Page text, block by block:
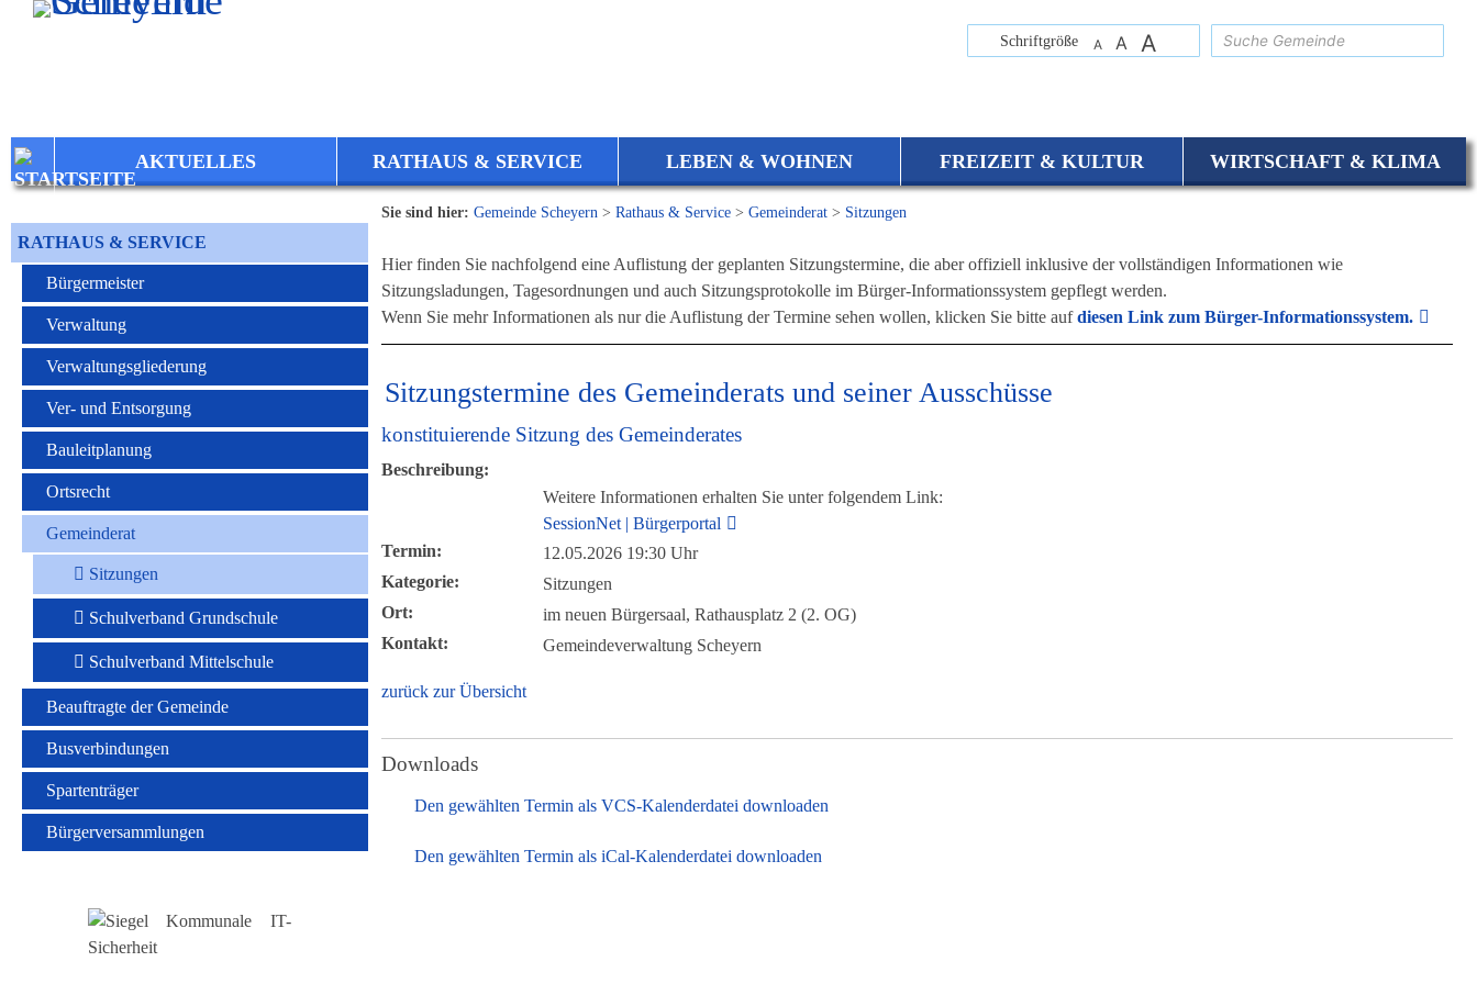
Zum Inhalt,zur Navigationoder
Schriftgröße A A A
AKTUELLES RATHAUS & SERVICE LEBEN & WOHNEN FREIZEIT & KULTUR WIRTSCHAFT & KLIMA
RATHAUS & SERVICE
Bürgermeister
Verwaltung
Verwaltungsgliederung
Ver- und Entsorgung
Bauleitplanung
Ortsrecht
Gemeinderat
Sitzungen
Schulverband Grundschule
Schulverband Mittelschule
Beauftragte der Gemeinde
Busverbindungen
Spartenträger
Bürgerversammlungen
Sie sind hier: Gemeinde Scheyern > Rathaus & Service > Gemeinderat > Sitzungen
Hier finden Sie nachfolgend eine Auflistung der geplanten Sitzungstermine, die aber offiziell inklusive der vollständigen Informationen wie
Sitzungsladungen, Tagesordnungen und auch Sitzungsprotokolle im Bürger-Informationssystem gepflegt werden.
Wenn Sie mehr Informationen als nur die Auflistung der Termine sehen wollen, klicken Sie bitte aufdiesen Link zum Bürger-Informationssystem.
Sitzungstermine des Gemeinderats und seiner Ausschüsse
konstituierende Sitzung des Gemeinderates
Beschreibung:
Weitere Informationen erhalten Sie unter folgendem Link:
SessionNet | Bürgerportal
Termin:
12.05.2026 19:30 Uhr
Kategorie:
Sitzungen
Ort:
im neuen Bürgersaal, Rathausplatz 2 (2. OG)
Kontakt:
Gemeindeverwaltung Scheyern
zurück zur Übersicht
Downloads
Den gewählten Termin als VCS-Kalenderdatei downloaden
Den gewählten Termin als iCal-Kalenderdatei downloaden